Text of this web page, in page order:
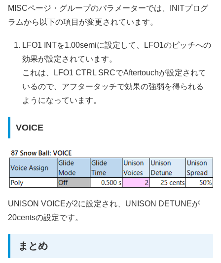
MISCページ・グループのパラメーターでは、INITプログ
ラムから以下の項目が変更されています。
LFO1 INTを1.00semiに設定して、LFO1のピッチへの
効果が設定されています。
これは、LFO1 CTRL SRCでAftertouchが設定されて
いるので、アフタータッチで効果の強弱を得られる
ようになっています。
VOICE
UNISON VOICEが2に設定され、UNISON DETUNEが
20centsの設定です。
まとめ